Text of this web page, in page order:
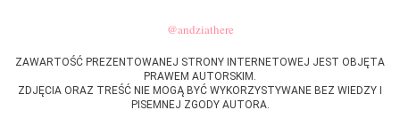
@andziathere
ZAWARTOŚĆ PREZENTOWANEJ STRONY INTERNETOWEJ JEST OBJĘTA
PRAWEM AUTORSKIM.
ZDJĘCIA ORAZ TREŚĆ NIE MOGĄ BYĆ WYKORZYSTYWANE BEZ WIEDZY I
PISEMNEJ ZGODY AUTORA.